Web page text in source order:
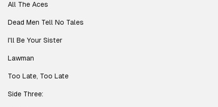
All The Aces
Dead Men Tell No Tales
I'll Be Your Sister
Lawman
Too Late, Too Late
Side Three: